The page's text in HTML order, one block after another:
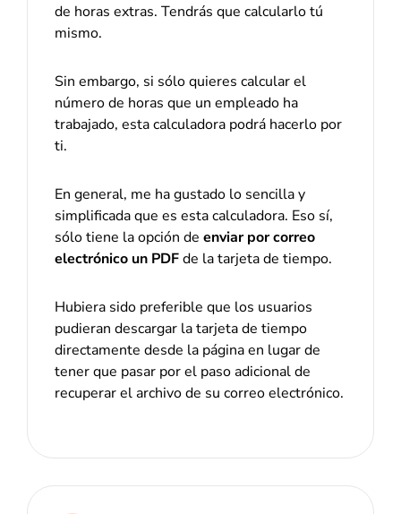
de horas extras. Tendrás que calcularlo tú
mismo.
Sin embargo, si sólo quieres calcular el
número de horas que un empleado ha
trabajado, esta calculadora podrá hacerlo por
ti.
En general, me ha gustado lo sencilla y
simplificada que es esta calculadora. Eso sí,
sólo tiene la opción de enviar por correo
electrónico un PDFde la tarjeta de tiempo.
Hubiera sido preferible que los usuarios
pudieran descargar la tarjeta de tiempo
directamente desde la página en lugar de
tener que pasar por el paso adicional de
recuperar el archivo de su correo electrónico.